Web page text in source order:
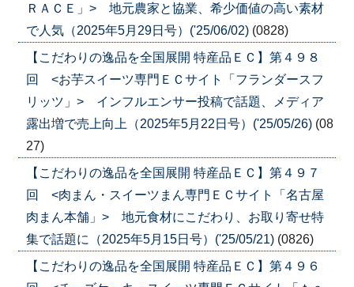
ＲＡＣＥ」> 地元農家と協業、希少価値の高い素材
で人気（2025年5月29日号）('25/06/02) (0828)
【こだわりの逸品を全国展開 特産品ＥＣ】第４９８
回 <お芋スイーツ専門ＥＣサイト「フランダースフ
リッツ」> インフルエンサー投稿で話題、メディア
露出増で売上向上（2025年5月22日号）('25/05/26) (08
27)
【こだわりの逸品を全国展開 特産品ＥＣ】第４９７
回 <肉まん・スイーツまん専門ＥＣサイト「名古屋
肉まん本舗」> 地元食材にこだわり、お取り寄せ特
集で話題に（2025年5月15日号）('25/05/21) (0826)
【こだわりの逸品を全国展開 特産品ＥＣ】第４９６